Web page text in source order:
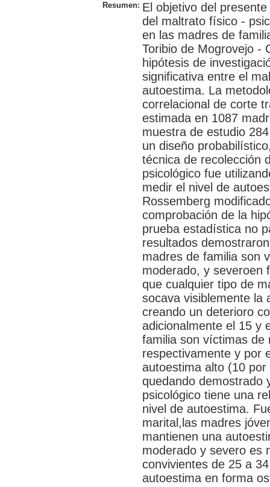
Resumen: El objetivo del
del maltrato físico -
en las madres de
Toribio de Mogrovejo -
hipótesis de
significativa entre el
autoestima. La
correlacional de corte
estimada en 1087
muestra de estudio
un diseño
técnica de recolección
psicológico fue
medir el nivel de
Rossemberg
comprobación de la
prueba estadística no
resultados
madres de familia son
moderado, y severoen
que cualquier tipo de
socava visiblemente la
creando un deterioro
adicionalmente el 15 y
familia son víctimas de
respectivamente y por
autoestima alto (10
quedando demostrado
psicológico tiene una
nivel de autoestima.
marital,las madres
mantienen una
moderado y severo es
convivientes de 25 a
autoestima en forma